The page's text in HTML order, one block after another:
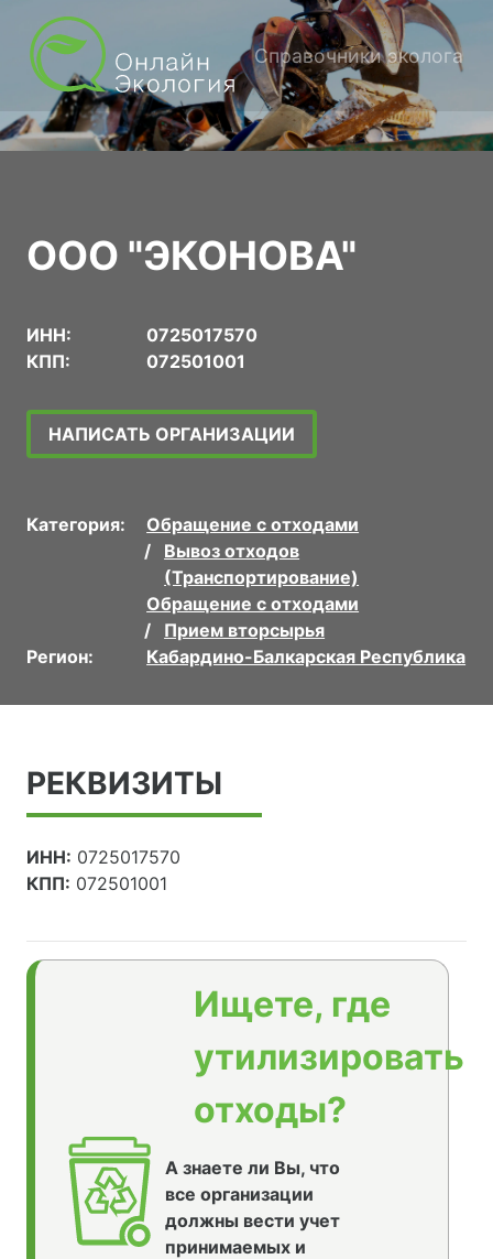
Справочники эколога
ООО "ЭКОНОВА"
ИНН:
0725017570
КПП:
072501001
НАПИСАТЬ ОРГАНИЗАЦИИ
Категория:
Обращение с отходами
Вывоз отходов
(Транспортирование)
Обращение с отходами
Прием вторсырья
Регион:
Кабардино-Балкарская Республика
РЕКВИЗИТЫ
ИНН: 0725017570
КПП: 072501001
Ищете, где
утилизировать
отходы?
А знаете ли Вы, что
все организации
должны вести учет
принимаемых и